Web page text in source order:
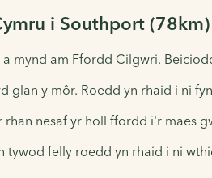
i Southport (78km)
mynd am Ffordd Cilgwri.
glan y môr. Roedd yn rhaid i ni
rhan nesaf yr holl ffordd i'r maes
tywod felly roedd yn rhaid i ni